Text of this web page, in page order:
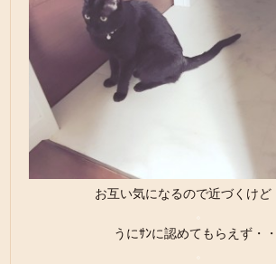
お互い気になるので近づくけど
うにｻﾝに認めてもらえず・